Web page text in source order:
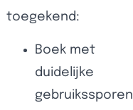
toegekend:
Boek met
duidelijke
gebruikssporen